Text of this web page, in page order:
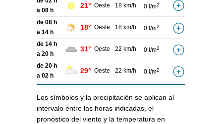
a 08 h
21° Oeste 18 km/h 0 l/m2
de 08 h
a 14 h
18° Oeste 18 km/h 0 l/m2
de 14 h
a 20 h
31° Oeste 22 km/h 0 l/m2
de 20 h
a 02 h
29° Oeste 22 km/h 0 l/m2
Los símbolos y la precipitación se aplican al
intervalo entre las horas indicadas, el
pronóstico del viento y la temperatura en